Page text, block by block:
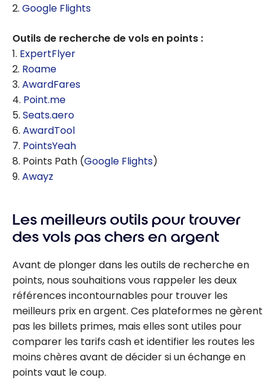
2. Google Flights
Outils de recherche de vols en points :
1. ExpertFlyer
2. Roame
3. AwardFares
4. Point.me
5. Seats.aero
6. AwardTool
7. PointsYeah
8. Points Path (Google Flights)
9. Awayz
Les meilleurs outils pour trouver
des vols pas chers en argent
Avant de plonger dans les outils de recherche en
points, nous souhaitions vous rappeler les deux
références incontournables pour trouver les
meilleurs prix en argent. Ces plateformes ne gèrent
pas les billets primes, mais elles sont utiles pour
comparer les tarifs cash et identifier les routes les
moins chères avant de décider si un échange en
points vaut le coup.